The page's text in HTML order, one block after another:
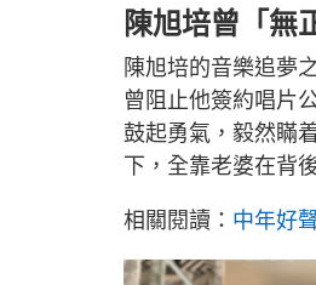
陳旭培曾「無
陳旭培的音樂追夢
曾阻止他簽約唱片
鼓起勇氣，毅然瞞
下，全靠老婆在背
相關閱讀： 中年好